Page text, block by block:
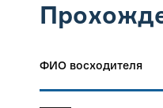
ФИО восходителя